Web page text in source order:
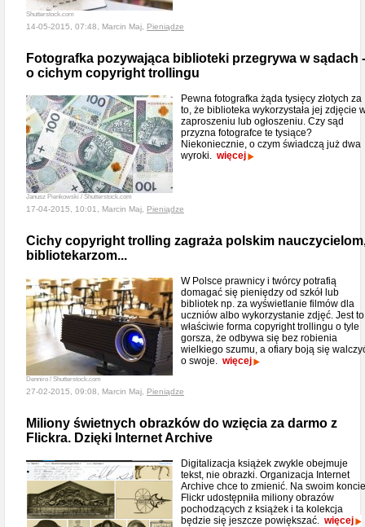
Shutterstock.com
14-05-2015, 07:48, Marcin Maj, Pieniądze
Fotografka pozywająca biblioteki przegrywa w sądach -
o cichym copyright trollingu
Janusz Pienkowski / Shutterstock.com
Pewna fotografka żąda tysięcy złotych za
to, że biblioteka wykorzystała jej zdjęcie
zaproszeniu lub ogłoszeniu. Czy sąd
przyzna fotografce te tysiące?
Niekoniecznie, o czym świadczą już dwa
wyroki. więcej
17-04-2015, 10:01, Marcin Maj, Pieniądze
Cichy copyright trolling zagraża polskim
bibliotekarzom...
Denniro / Shutterstock.com
W Polsce prawnicy i twórcy potrafią
domagać się pieniędzy od szkół lub
bibliotek np. za wyświetlanie filmów dla
uczniów albo wykorzystanie zdjęć. Jest to
właściwie forma copyright trollingu o tyle
gorsza, że odbywa się bez robienia
wielkiego szumu, a ofiary boją się
o swoje. więcej
27-02-2015, 09:08, Marcin Maj, Pieniądze
Miliony świetnych obrazków do wzięcia za darmo z
Flickra. Dzięki Internet Archive
Digitalizacja książek zwykle obejmuje
tekst, nie obrazki. Organizacja Internet
Archive chce to zmienić. Na swoim koncie
Flickr udostępniła miliony obrazów
pochodzących z książek i ta kolekcja
będzie się jeszcze powiększać. więcej